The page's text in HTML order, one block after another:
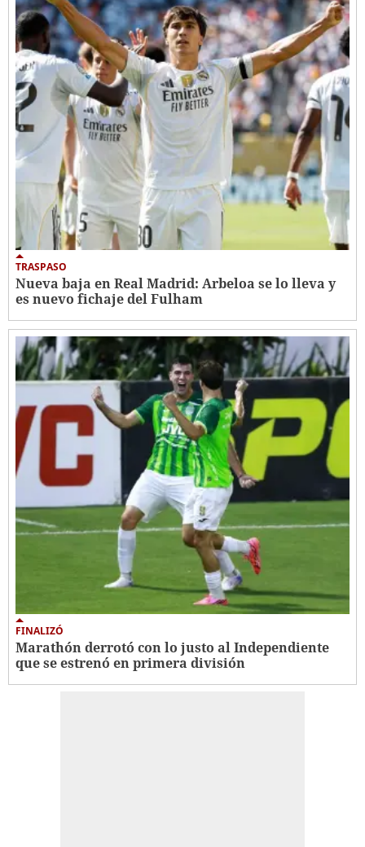
TRASPASO
Nueva baja en Real Madrid: Arbeloa se lo lleva y
es nuevo fichaje del Fulham
FINALIZÓ
Marathón derrotó con lo justo al Independiente
que se estrenó en primera división